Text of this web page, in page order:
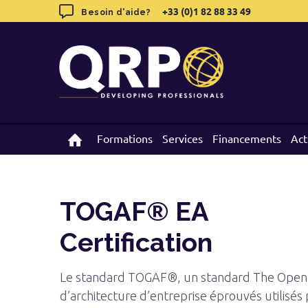
to
Besoin d'aide? +33 (0)1 82 88 33 49
Formations Services Financements
Besoin d'aide? +33 (0)1 82 88 33 49
Formations Services Financements
TOGAF® EACertification
TOGAF® EA
Certification
Le standard TOGAF®, un standard The
d’architecture d’entreprise éprouvés